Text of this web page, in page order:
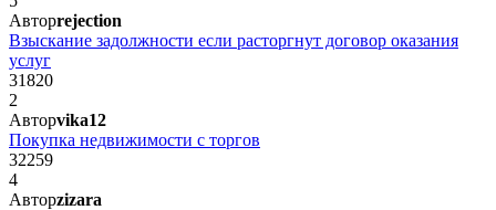
Авторrejection
Взыскание задолжности если расторгнут договор оказания
услуг
31820
2
Авторvika12
Покупка недвижимости с торгов
32259
4
Авторzizara